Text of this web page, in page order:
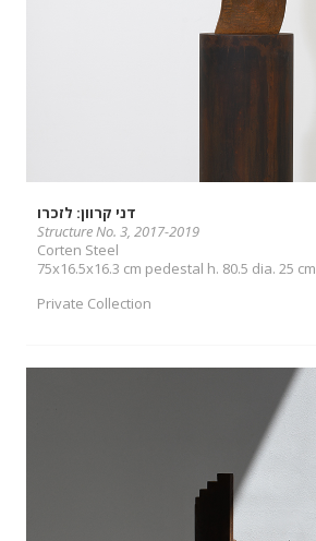
דני קרוון: לזכרו
Structure No. 3, 2017-2019
Corten Steel
75x16.5x16.3 cm pedestal h. 80.5 dia. 25 cm
Private Collection